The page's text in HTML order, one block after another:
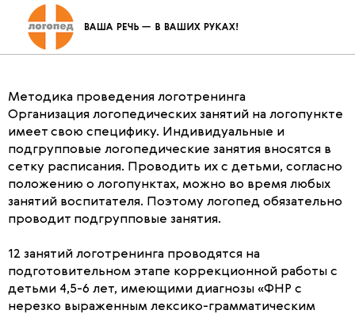
Методика проведения
логотренинга
Методика проведения логотренинга
Организация логопедических занятий на логопункте
имеет свою специфику. Индивидуальные и
подгрупповые логопедические занятия вносятся в
сетку расписания. Проводить их с детьми, согласно
положению о логопунктах, можно во время любых
занятий воспитателя. Поэтому логопед обязательно
проводит подгрупповые занятия.
12 занятий логотренинга проводятся на
подготовительном этапе коррекционной работы с
детьми 4,5-6 лет, имеющими диагнозы «ФНР с
нерезко выраженным лексико-грамматическим